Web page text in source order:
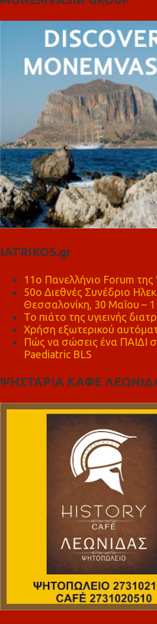
IATRIKOS.gr
11ο Πανελλήνιο Forum
50ο Διεθνές Συνέδριο
Θεσσαλονίκη, 30 Μαΐου – 1
Το πιάτο της υγιεινής
Χρήση εξωτερικού
Πώς να σώσεις ένα ΠΑΙΔΙ
Paediatric BLS
ΨΗΣΤΑΡΙΑ ΚΑΦΕ